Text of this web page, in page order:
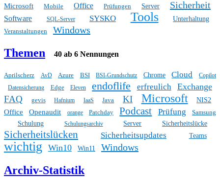
Microsoft Mobile Office Prüfungen Server Sicherheit
Software SQL-Server SYSKO Tools
Unterhaltung
Veranstaltungen
Windows
Themen 40 ab 6 Nennungen
Aprilscherz AvD Azure BSI BSI-Grundschutz Chrome Cloud
Copilot
Datensicherung
Edge Eleven endoflife erfreulich Exchange
FAQ gevis Hafnium IaaS Java KI Microsoft NIS2
Office Openaudit orange Patchday Podcast Prüfung
Samsung
Schulung
Schulungsarchiv Server Sicherheitslücke
Sicherheitslücken Sicherheitsupdates Teams
wichtig Win10 Win11 Windows
Archiv-Statistik